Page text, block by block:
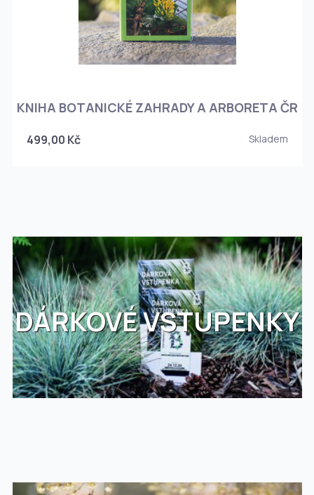
KNIHA BOTANICKÉ ZAHRADY A ARBORETA ČR
499,00 Kč Skladem
DÁRKOVÉ VSTUPENKY